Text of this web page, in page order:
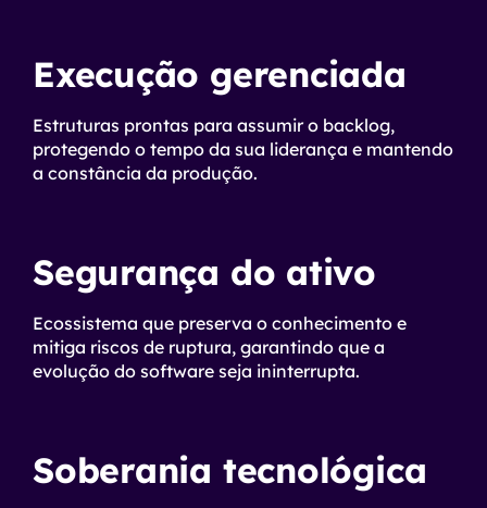
Execução gerenciada
Estruturas prontas para assumir o backlog,
protegendo o tempo da sua liderança e mantendo
a constância da produção.
Segurança do ativo
Ecossistema que preserva o conhecimento e
mitiga riscos de ruptura, garantindo que a
evolução do software seja ininterrupta.
Soberania tecnológica